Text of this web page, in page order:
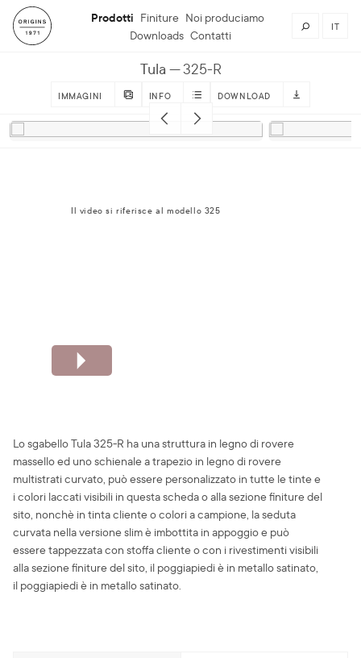
Prodotti Finiture Noi produciamo
Downloads Contatti
IT
Tula 325-R
IMMAGINI INFO DOWNLOAD
Il video si riferisce al modello 325
Lo sgabello Tula 325-R ha una struttura in legno di rovere
massello ed uno schienale a trapezio in legno di rovere
multistrati curvato, può essere personalizzato in tutte le tinte e
i colori laccati visibili in questa scheda o alla sezione finiture del
sito, nonchè in tinta cliente o colori a campione, la seduta
curvata nella versione slim è imbottita in appoggio e può
essere tappezzata con stoffa cliente o con i rivestimenti visibili
alla sezione finiture del sito, il poggiapiedi è in metallo satinato,
il poggiapiedi è in metallo satinato.